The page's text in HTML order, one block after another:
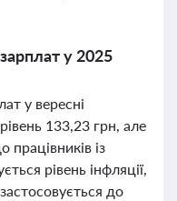
у 2025
у вересні
133,23 грн, але
працівників із
рівень інфляції,
до